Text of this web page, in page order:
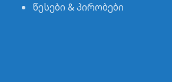
წესები & პირობები